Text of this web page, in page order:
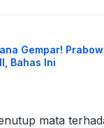
Gempar!
Bahas Ini
mata